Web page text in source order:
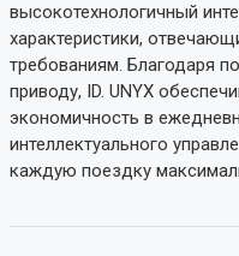
высокотехнологичный
характеристики,
требованиям. Благодаря
приводу, ID. UNYX
экономичность в
интеллектуального
каждую поездку